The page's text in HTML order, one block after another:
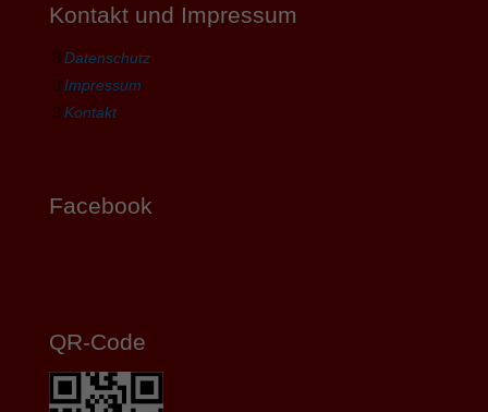
Kontakt und Impressum
Datenschutz
Impressum
Kontakt
Facebook
QR-Code